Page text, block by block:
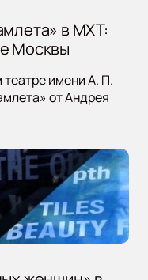
в МХТ:
Москвы
имени А. П.
от Андрея